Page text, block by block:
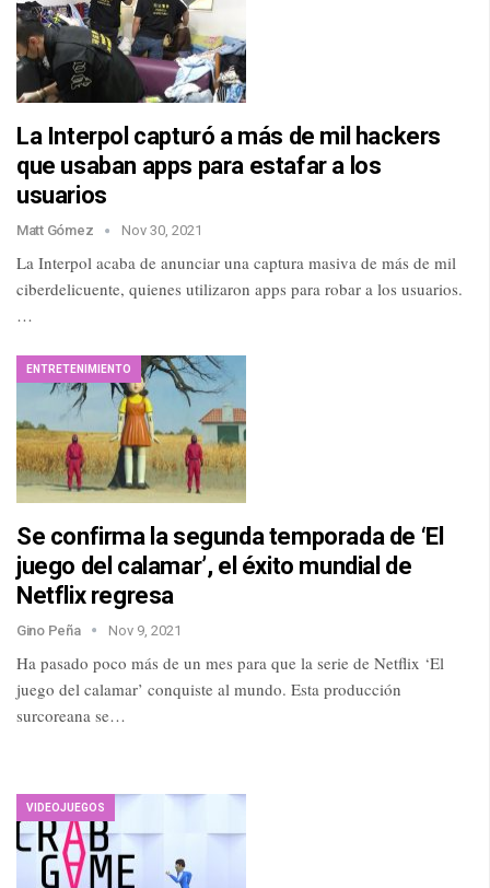
La Interpol capturó a más de mil hackers
que usaban apps para estafar a los
usuarios
Matt Gómez Nov 30, 2021
La Interpol acaba de anunciar una captura masiva de más de mil
ciberdelicuente, quienes utilizaron apps para robar a los usuarios.
…
ENTRETENIMIENTO
Se confirma la segunda temporada de ‘El
juego del calamar’, el éxito mundial de
Netflix regresa
Gino Peña Nov 9, 2021
Ha pasado poco más de un mes para que la serie de Netflix ‘El
juego del calamar’ conquiste al mundo. Esta producción
surcoreana se…
VIDEOJUEGOS